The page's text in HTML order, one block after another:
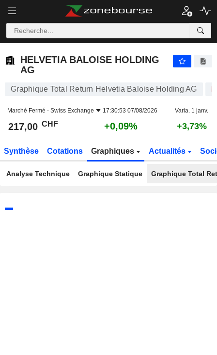
HELVETIA BALOISE HOLDING
AG
Graphique Total Return Helvetia Baloise Holding AG
Marché Fermé - Swiss Exchange 17:30:53 07/08/2026 Varia. 1 janv.
217,00 CHF +0,09% +3,73%
Synthèse Cotations Graphiques Actualités
Analyse Technique Graphique Statique Graphique Total